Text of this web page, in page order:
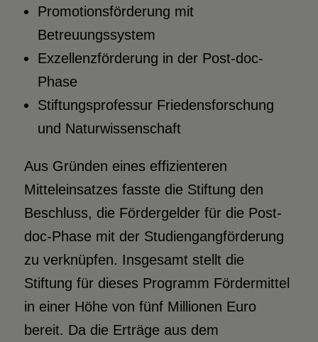
Promotionsförderung mit
Betreuungssystem
Exzellenzförderung in der Post-doc-
Phase
Stiftungsprofessur Friedensforschung
und Naturwissenschaft
Aus Gründen eines effizienteren
Mitteleinsatzes fasste die Stiftung den
Beschluss, die Fördergelder für die Post-
doc-Phase mit der Studiengangförderung
zu verknüpfen. Insgesamt stellt die
Stiftung für dieses Programm Fördermittel
in einer Höhe von fünf Millionen Euro
bereit. Da die Erträge aus dem